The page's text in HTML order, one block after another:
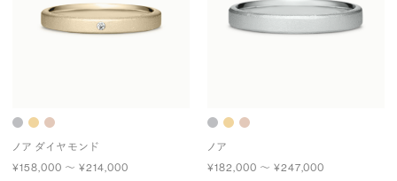
ノア ダイヤモンド
¥158,000 〜 ¥214,000
ノア
¥182,000 〜 ¥247,000